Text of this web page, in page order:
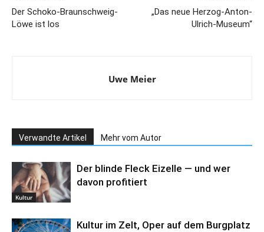
Der Schoko-Braunschweig-
Löwe ist los
„Das neue Herzog-Anton-
Ulrich-Museum“
Uwe Meier
Verwandte Artikel Mehr vom Autor
Kultur
Der blinde Fleck Eizelle — und wer
davon profitiert
Kultur im Zelt, Oper auf dem Burgplatz